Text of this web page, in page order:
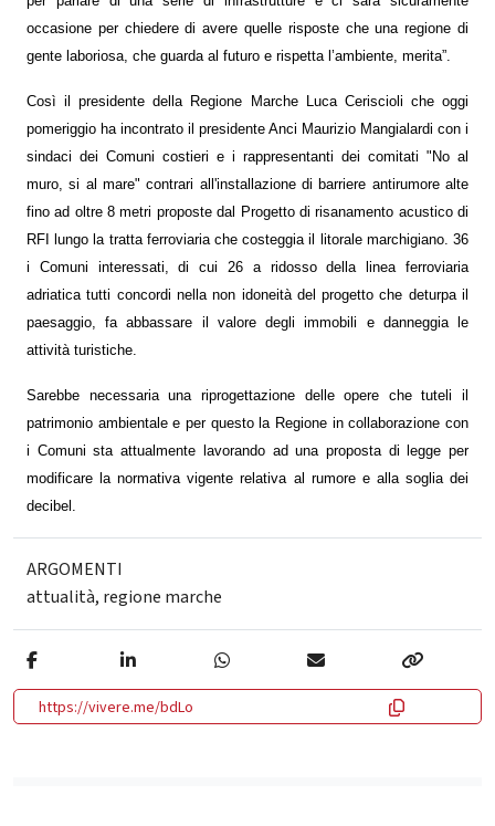
occasione per chiedere di avere quelle risposte che una regione di
gente laboriosa, che guarda al futuro e rispetta l’ambiente, merita”.
Così il presidente della Regione Marche Luca Ceriscioli che oggi
pomeriggio ha incontrato il presidente Anci Maurizio Mangialardi con i
sindaci dei Comuni costieri e i rappresentanti dei comitati "No al
muro, si al mare" contrari all'installazione di barriere antirumore alte
fino ad oltre 8 metri proposte dal Progetto di risanamento acustico di
RFI lungo la tratta ferroviaria che costeggia il litorale marchigiano. 36
i Comuni interessati, di cui 26 a ridosso della linea ferroviaria
adriatica tutti concordi nella non idoneità del progetto che deturpa il
paesaggio, fa abbassare il valore degli immobili e danneggia le
attività turistiche.
Sarebbe necessaria una riprogettazione delle opere che tuteli il
patrimonio ambientale e per questo la Regione in collaborazione con
i Comuni sta attualmente lavorando ad una proposta di legge per
modificare la normativa vigente relativa al rumore e alla soglia dei
decibel.
ARGOMENTI
attualità, regione marche
https://vivere.me/bdLo